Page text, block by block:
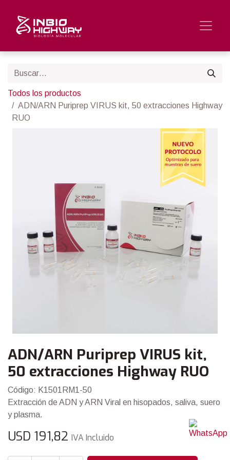
Todos los productos
ADN/ARN Puriprep VIRUS kit, 50 extracciones Highway
RUO
ADN/ARN Puriprep VIRUS kit,
50 extracciones Highway RUO
Código: K1501RM1-50
Extracción de ADN y ARN Viral en hisopados, saliva, suero
y plasma.
USD 191,82 IVA Incluido